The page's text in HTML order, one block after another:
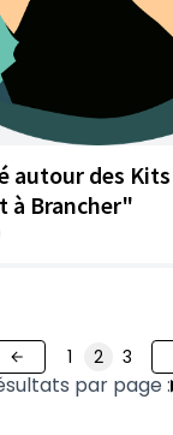
autour des Kits
à Brancher"
par page :
1 2 3